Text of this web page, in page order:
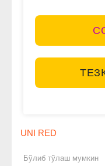
UNI RED
Бўлиб тўлаш мумкин